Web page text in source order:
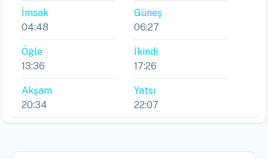
İmsak
04:48
Güneş
06:27
Öğle
13:36
İkindi
17:26
Akşam
20:34
Yatsı
22:07